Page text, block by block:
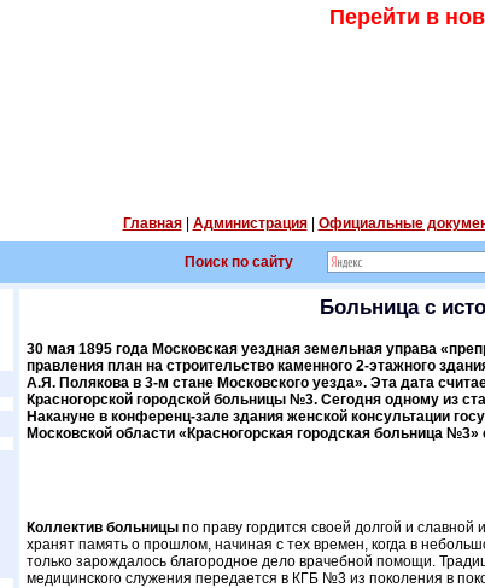
Перейти в
Главная| Администрация| Официальные
Поиск по сайту
Больница с
30 мая 1895 года Московская уездная земельная управа
правления план на строительство каменного 2-этажного
А.Я. Полякова в 3-м стане Московского уезда». Эта дата
Красногорской городской больницы №3. Сегодня одному из
Накануне в конференц-зале здания женской консультации
Московской области «Красногорская городская больница
Коллектив больницы по праву гордится своей долгой и
хранят память о прошлом, начиная с тех времен, когда в
только зарождалось благородное дело врачебной помощи.
медицинского служения передается в КГБ №3 из поколения в